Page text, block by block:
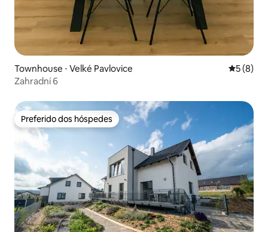
Townhouse ⋅ Velké Pavlovice 5 de
5 (8)
Zahradní 6
Preferido dos hóspedes
Preferido dos hóspedes